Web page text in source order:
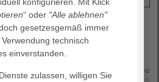
Residenz
“ oder "Alle ablehnen"
gesetzesgemäß immer
technisch
einverstanden.
zulassen, willigen Sie